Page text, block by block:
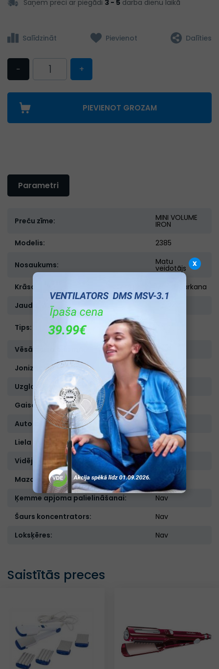
Saņem preci ar piegādi 3 - 5 darba dienu laikā
Salīdzināt Pievienot Dalīties
− +
PIEVIENOT GROZAM
Parametri
Preču zīme: MINI VOLUME
IRON
Modelis:
2385
Nosaukums: Matu
veidotājs
Krāsa:
Melna/Sarkana
Jauda, W:
Tips:
Vēsā gaisa plūsma:
Nav
Jonizācija:
Ir
Uzglabāšanas soma:
Nav
Gaisa plūsmas regulēšana:
Nav
Automātiskā uzgaļu rotēšana:
Nav
Liela apaļa ķemme:
Nav
Vidēja apaļa ķemme:
Nav
Maza apaļa ķemme:
Nav
Ķemme apjoma palielināšanai:
Nav
Šaurs koncentrators:
Nav
Loksķēres:
Nav
Saistītās preces
x